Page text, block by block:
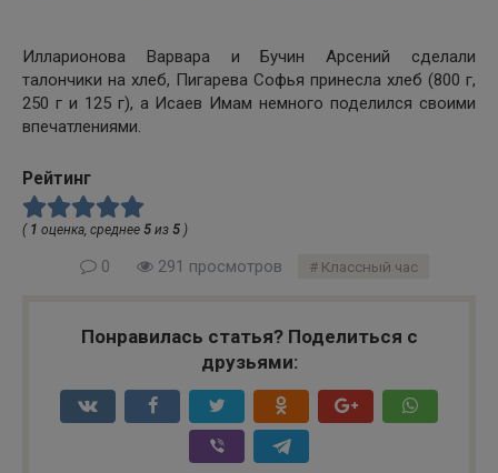
Илларионова Варвара и Бучин Арсений сделали
талончики на хлеб, Пигарева Софья принесла хлеб (800 г,
250 г и 125 г), а Исаев Имам немного поделился своими
впечатлениями.
Рейтинг
( 1 оценка, среднее 5 из 5 )
0 291 просмотров Классный час
Понравилась статья? Поделиться с
друзьями: